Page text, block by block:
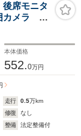
席モニタ
カメラ デ
ニター
ー LED
本体価格
552.0万円
走行 0.5万km
修復
なし
整備
法定整備付